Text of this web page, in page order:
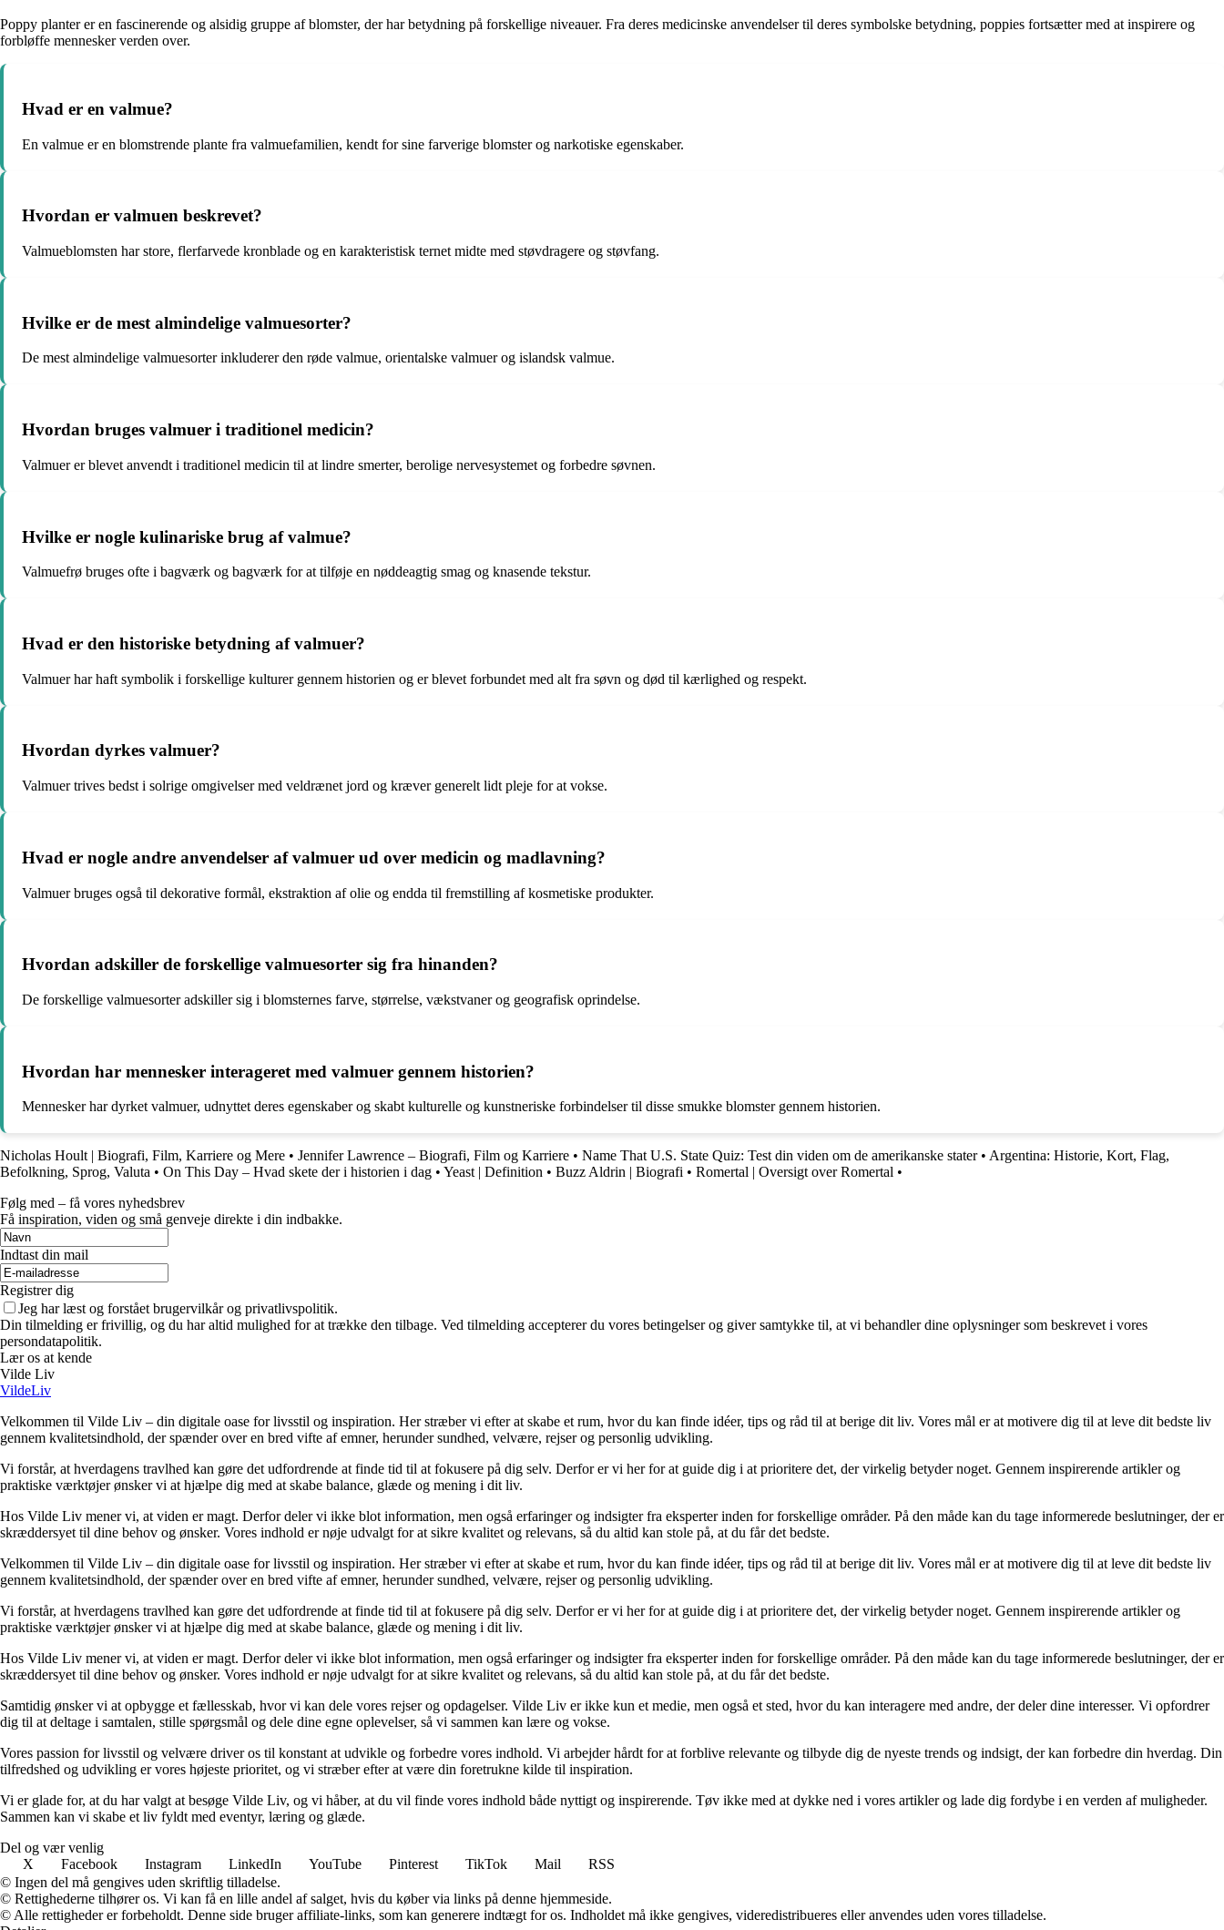
Poppy planter er en fascinerende og alsidig gruppe af blomster, der har betydning på forskellige niveauer. Fra deres medicinske anvendelser til deres symbolske betydning, poppies fortsætter med at inspirere og
forbløffe mennesker verden over.
Hvad er en valmue?
En valmue er en blomstrende plante fra valmuefamilien, kendt for sine farverige blomster og narkotiske egenskaber.
Hvordan er valmuen beskrevet?
Valmueblomsten har store, flerfarvede kronblade og en karakteristisk ternet midte med støvdragere og støvfang.
Hvilke er de mest almindelige valmuesorter?
De mest almindelige valmuesorter inkluderer den røde valmue, orientalske valmuer og islandsk valmue.
Hvordan bruges valmuer i traditionel medicin?
Valmuer er blevet anvendt i traditionel medicin til at lindre smerter, berolige nervesystemet og forbedre søvnen.
Hvilke er nogle kulinariske brug af valmue?
Valmuefrø bruges ofte i bagværk og bagværk for at tilføje en nøddeagtig smag og knasende tekstur.
Hvad er den historiske betydning af valmuer?
Valmuer har haft symbolik i forskellige kulturer gennem historien og er blevet forbundet med alt fra søvn og død til kærlighed og respekt.
Hvordan dyrkes valmuer?
Valmuer trives bedst i solrige omgivelser med veldrænet jord og kræver generelt lidt pleje for at vokse.
Hvad er nogle andre anvendelser af valmuer ud over medicin og madlavning?
Valmuer bruges også til dekorative formål, ekstraktion af olie og endda til fremstilling af kosmetiske produkter.
Hvordan adskiller de forskellige valmuesorter sig fra hinanden?
De forskellige valmuesorter adskiller sig i blomsternes farve, størrelse, vækstvaner og geografisk oprindelse.
Hvordan har mennesker interageret med valmuer gennem historien?
Mennesker har dyrket valmuer, udnyttet deres egenskaber og skabt kulturelle og kunstneriske forbindelser til disse smukke blomster gennem historien.
Nicholas Hoult | Biografi, Film, Karriere og Mere • Jennifer Lawrence – Biografi, Film og Karriere • Name That U.S. State Quiz: Test din viden om de amerikanske stater• Argentina: Historie, Kort, Flag,
Befolkning, Sprog, Valuta • On This Day – Hvad skete der i historien i dag • Yeast | Definition • Buzz Aldrin | Biografi • Romertal | Oversigt over Romertal •
Følg med – få vores nyhedsbrev
Få inspiration, viden og små genveje direkte i din indbakke.
Indtast din mail
Registrer dig
Jeg har læst og forstået brugervilkår og privatlivspolitik.
Din tilmelding er frivillig, og du har altid mulighed for at trække den tilbage. Ved tilmelding accepterer du vores betingelser og giver samtykke til, at vi behandler dine oplysninger som beskrevet i vores
persondatapolitik.
Lær os at kende
Vilde Liv
VildeLiv
Velkommen til Vilde Liv – din digitale oase for livsstil og inspiration. Her stræber vi efter at skabe et rum, hvor du kan finde idéer, tips og råd til at berige dit liv. Vores mål er at motivere dig til at leve dit bedste liv
gennem kvalitetsindhold, der spænder over en bred vifte af emner, herunder sundhed, velvære, rejser og personlig udvikling.
Vi forstår, at hverdagens travlhed kan gøre det udfordrende at finde tid til at fokusere på dig selv. Derfor er vi her for at guide dig i at prioritere det, der virkelig betyder noget. Gennem inspirerende artikler og
praktiske værktøjer ønsker vi at hjælpe dig med at skabe balance, glæde og mening i dit liv.
Hos Vilde Liv mener vi, at viden er magt. Derfor deler vi ikke blot information, men også erfaringer og indsigter fra eksperter inden for forskellige områder. På den måde kan du tage informerede beslutninger, der er
skræddersyet til dine behov og ønsker. Vores indhold er nøje udvalgt for at sikre kvalitet og relevans, så du altid kan stole på, at du får det bedste.
Velkommen til Vilde Liv – din digitale oase for livsstil og inspiration. Her stræber vi efter at skabe et rum, hvor du kan finde idéer, tips og råd til at berige dit liv. Vores mål er at motivere dig til at leve dit bedste liv
gennem kvalitetsindhold, der spænder over en bred vifte af emner, herunder sundhed, velvære, rejser og personlig udvikling.
Vi forstår, at hverdagens travlhed kan gøre det udfordrende at finde tid til at fokusere på dig selv. Derfor er vi her for at guide dig i at prioritere det, der virkelig betyder noget. Gennem inspirerende artikler og
praktiske værktøjer ønsker vi at hjælpe dig med at skabe balance, glæde og mening i dit liv.
Hos Vilde Liv mener vi, at viden er magt. Derfor deler vi ikke blot information, men også erfaringer og indsigter fra eksperter inden for forskellige områder. På den måde kan du tage informerede beslutninger, der er
skræddersyet til dine behov og ønsker. Vores indhold er nøje udvalgt for at sikre kvalitet og relevans, så du altid kan stole på, at du får det bedste.
Samtidig ønsker vi at opbygge et fællesskab, hvor vi kan dele vores rejser og opdagelser. Vilde Liv er ikke kun et medie, men også et sted, hvor du kan interagere med andre, der deler dine interesser. Vi opfordrer
dig til at deltage i samtalen, stille spørgsmål og dele dine egne oplevelser, så vi sammen kan lære og vokse.
Vores passion for livsstil og velvære driver os til konstant at udvikle og forbedre vores indhold. Vi arbejder hårdt for at forblive relevante og tilbyde dig de nyeste trends og indsigt, der kan forbedre din hverdag. Din
tilfredshed og udvikling er vores højeste prioritet, og vi stræber efter at være din foretrukne kilde til inspiration.
Vi er glade for, at du har valgt at besøge Vilde Liv, og vi håber, at du vil finde vores indhold både nyttigt og inspirerende. Tøv ikke med at dykke ned i vores artikler og lade dig fordybe i en verden af muligheder.
Sammen kan vi skabe et liv fyldt med eventyr, læring og glæde.
Del og vær venlig
X
Facebook Instagram LinkedIn YouTube Pinterest TikTok Mail
RSS
© Ingen del må gengives uden skriftlig tilladelse.
© Rettighederne tilhører os. Vi kan få en lille andel af salget, hvis du køber via links på denne hjemmeside.
© Alle rettigheder er forbeholdt. Denne side bruger affiliate-links, som kan generere indtægt for os. Indholdet må ikke gengives, videredistribueres eller anvendes uden vores tilladelse.